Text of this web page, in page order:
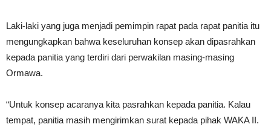
Laki-laki yang juga menjadi pemimpin rapat pada rapat panitia itu
mengungkapkan bahwa keseluruhan konsep akan dipasrahkan
kepada panitia yang terdiri dari perwakilan masing-masing
Ormawa.
“Untuk konsep acaranya kita pasrahkan kepada panitia. Kalau
tempat, panitia masih mengirimkan surat kepada pihak WAKA II.